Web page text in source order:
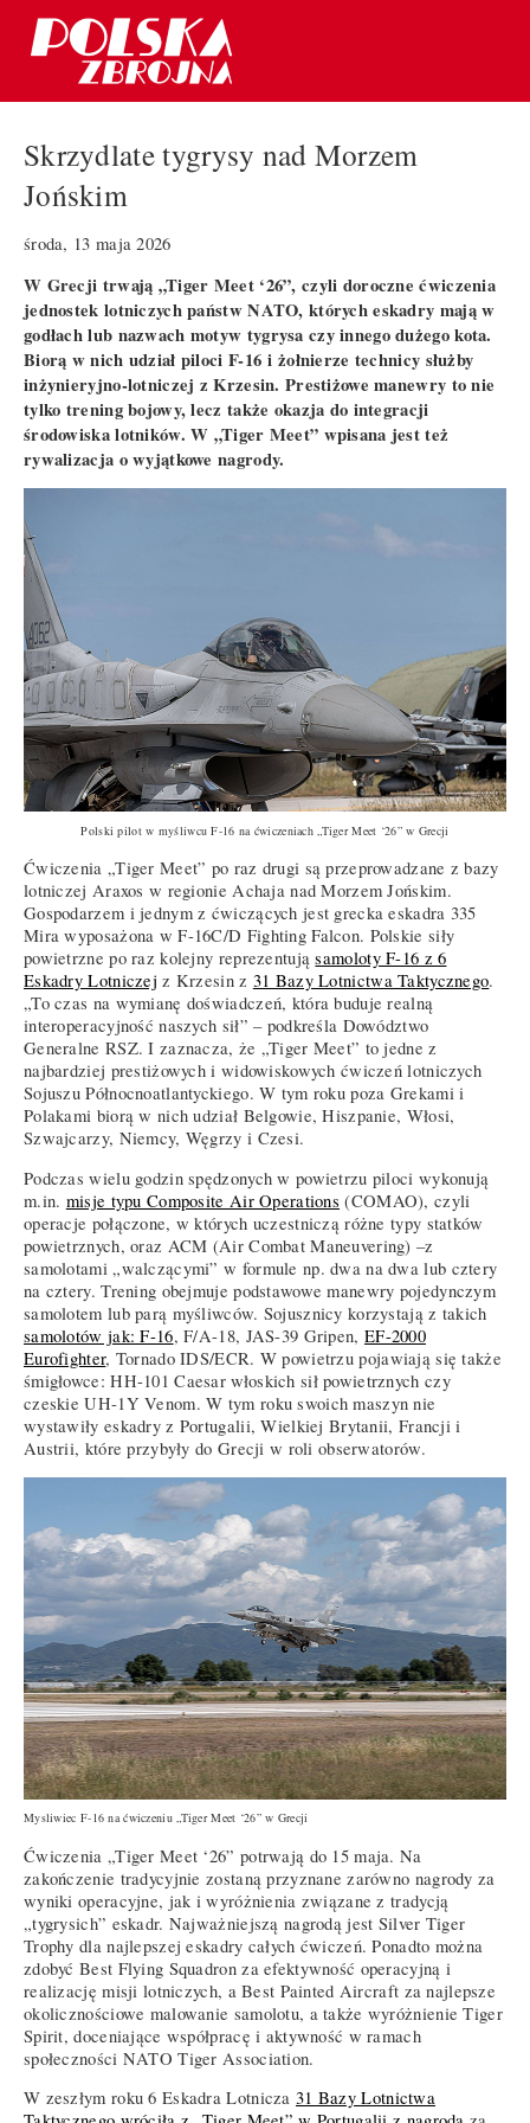
Skrzydlate tygrysy nad Morzem
Jońskim
środa, 13 maja 2026
W Grecji trwają „Tiger Meet ‘26”, czyli doroczne ćwiczenia
jednostek lotniczych państw NATO, których eskadry mają w
godłach lub nazwach motyw tygrysa czy innego dużego kota.
Biorą w nich udział piloci F-16 i żołnierze technicy służby
inżynieryjno-lotniczej z Krzesin. Prestiżowe manewry to nie
tylko trening bojowy, lecz także okazja do integracji
środowiska lotników. W „Tiger Meet” wpisana jest też
rywalizacja o wyjątkowe nagrody.
Polski pilot w myśliwcu F-16 na ćwiczeniach „Tiger Meet ‘26”w Grecji
Ćwiczenia „Tiger Meet” po raz drugi są przeprowadzane z bazy
lotniczej Araxos w regionie Achaja nad Morzem Jońskim.
Gospodarzem i jednym z ćwiczących jest grecka eskadra 335
Mira wyposażona w F-16C/D Fighting Falcon. Polskie siły
powietrzne po raz kolejny reprezentująsamoloty F-16 z 6
Eskadry Lotniczej z Krzesin z 31 Bazy Lotnictwa Taktycznego.
„To czas na wymianę doświadczeń, która buduje realną
interoperacyjność naszych sił” – podkreśla Dowództwo
Generalne RSZ. I zaznacza, że „Tiger Meet” to jedne z
najbardziej prestiżowych i widowiskowych ćwiczeń lotniczych
Sojuszu Północnoatlantyckiego. W tym roku poza Grekami i
Polakami biorą w nich udział Belgowie, Hiszpanie, Włosi,
Szwajcarzy, Niemcy, Węgrzy i Czesi.
Podczas wielu godzin spędzonych w powietrzu piloci wykonują
m.in. misje typu Composite Air Operations (COMAO), czyli
operacje połączone, w których uczestniczą różne typy statków
powietrznych, oraz ACM (Air Combat Maneuvering) –z
samolotami „walczącymi” w formule np. dwa na dwa lub cztery
na cztery. Trening obejmuje podstawowe manewry pojedynczym
samolotem lub parą myśliwców. Sojusznicy korzystają z takich
samolotów jak: F-16, F/A-18, JAS-39 Gripen, EF-2000
Eurofighter, Tornado IDS/ECR. W powietrzu pojawiają się także
śmigłowce: HH-101 Caesar włoskich sił powietrznych czy
czeskie UH-1Y Venom. W tym roku swoich maszyn nie
wystawiły eskadry z Portugalii, Wielkiej Brytanii, Francji i
Austrii, które przybyły do Grecji w roli obserwatorów.
Mysliwiec F-16 na ćwiczeniu„Tiger Meet ‘26”w Grecji
Ćwiczenia „Tiger Meet ‘26” potrwają do 15 maja. Na
zakończenie tradycyjnie zostaną przyznane zarówno nagrody za
wyniki operacyjne, jak i wyróżnienia związane z tradycją
„tygrysich” eskadr. Najważniejszą nagrodą jest Silver Tiger
Trophy dla najlepszej eskadry całych ćwiczeń. Ponadto można
zdobyć Best Flying Squadron za efektywność operacyjną i
realizację misji lotniczych, a Best Painted Aircraft za najlepsze
okolicznościowe malowanie samolotu, a także wyróżnienie Tiger
Spirit, doceniające współpracę i aktywność w ramach
społeczności NATO Tiger Association.
W zeszłym roku 6 Eskadra Lotnicza 31 Bazy Lotnictwa